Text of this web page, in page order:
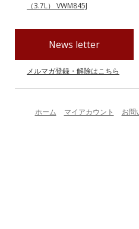
（3.7L） VWM845J
News letter
メルマガ登録・解除はこちら
ホーム マイアカウント お問